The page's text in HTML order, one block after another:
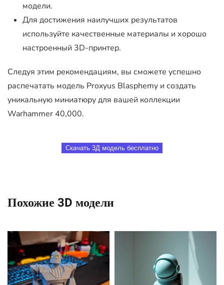
модели.
Для достижения наилучших результатов
используйте качественные материалы и хорошо
настроенный 3D-принтер.
Следуя этим рекомендациям, вы сможете успешно
распечатать модель Proxyus Blasphemy и создать
уникальную миниатюру для вашей коллекции
Warhammer 40,000.
Скачать 3Д модель бесплатно
Похожие 3D модели